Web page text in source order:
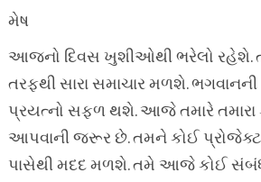
મેષ
આજનો દિવસ ખુશીઓથી ભરેલો રહેશે.
તરફથી સારા સમાચાર મળશે. ભગવાનની
પ્રયત્નો સફળ થશે. આજે તમારે તમારા
આપવાની જરૂર છે. તમને કોઈ
પાસેથી મદદ મળશે. તમે આજે કોઈ